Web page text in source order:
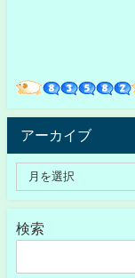
アーカイブ
検索